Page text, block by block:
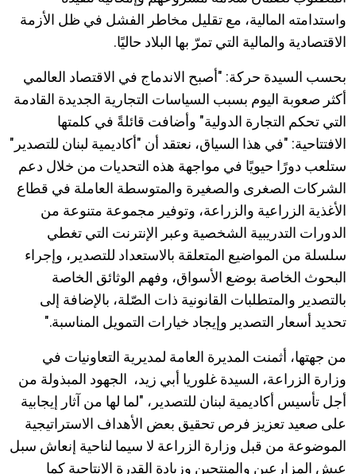
واستدامته المالية، مع تقليل مخاطر الفشل في ظل الأزمة
الاقتصادية والمالية التي تمرّ بها البلاد حاليًا.
بحسب السيدة حركة: "أصبح الاندماج في الاقتصاد العالمي
أكثر صعوبة اليوم بسبب السياسات التجارية الجديدة القادمة
التي تحكم التجارة الدولية" وأضافت قائلةً في كلمتها
الافتتاحية: "في هذا السياق، نعتقد أن "أكاديمية لبنان للتصدير"
ستلعب دورًا حيويًا في مواجهة هذه التحديات من خلال دعم
الشركات الصغرى والصغيرة والمتوسطة العاملة في قطاع
الأغذية الزراعية والزراعة، وتوفير مجموعة متنوعة من
الدورات التدريبية الشخصية وعبر الإنترنت التي تغطي
سلسلة من المواضيع المتعلقة بالاستعداد للتصدير، وإجراء
البحوث الخاصة بوضع الأسواق، وفهم الوثائق الخاصة
بالتصدير والمتطلبات القانونية ذات الصّلة، بالإضافة إلى
تحديد أسعار التصدير وإيجاد خيارات التمويل المناسبة."
من جهتها، أثمنت المديرة العامة لمديرية التعاونيات في
وزارة الزراعة، السيدة غلوريا أبي زيد، الجهود المبذولة من
أجل تأسيس أكاديمية لبنان للتصدير، "لما لها من آثار إيجابية
على صعيد تعزيز فرص تحقيق بعض الأهداف الاستراتيجية
الموضوعة من قبل وزارة الزراعة لا سيما لناحية إنعاش سبل
عيش المزارعين والمنتجين وزيادة القدرة الإنتاجية كما